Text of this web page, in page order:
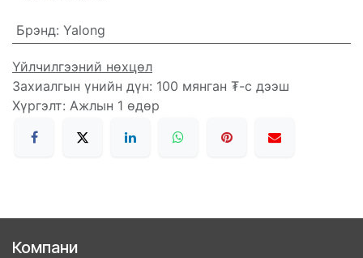
Брэнд: Yalong
Үйлчилгээний нөхцөл
Захиалгын үнийн дүн: 100 мянган ₮-с дээш
Хүргэлт: Ажлын 1 өдөр
Компани